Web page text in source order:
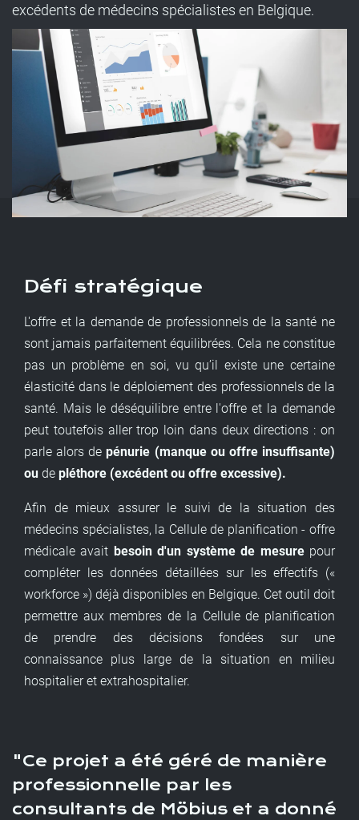
excédents de médecins spécialistes en Belgique.
Défi stratégique
L'offre et la demande de professionnels de la santé ne
sont jamais parfaitement équilibrées. Cela ne constitue
pas un problème en soi, vu qu’il existe une certaine
élasticité dans le déploiement des professionnels de la
santé. Mais le déséquilibre entre l'offre et la demande
peut toutefois aller trop loin dans deux directions : on
parle alors depénurie (manque ou offre insuffisante)
ou de pléthore (excédent ou offre excessive).
Afin de mieux assurer le suivi de la situation des
médecins spécialistes, la Cellule de planification - offre
médicale avait besoin d'un système de mesurepour
compléter les données détaillées sur les effectifs («
workforce ») déjà disponibles en Belgique. Cet outil doit
permettre aux membres de la Cellule de planification
de prendre des décisions fondées sur une
connaissance plus large de la situation en milieu
hospitalier et extrahospitalier.
Ce projet a été géré de manière
professionnelle par les
consultants de Möbius et a donné